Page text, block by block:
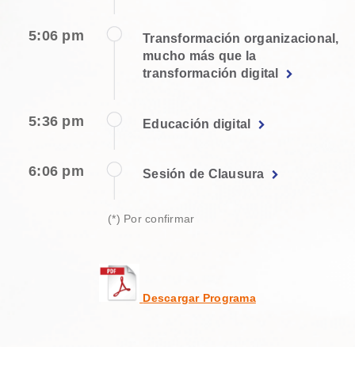
5:06 pm
Transformación organizacional,
mucho más que la
transformación digital
5:36 pm Educación digital
6:06 pm Sesión de Clausura
(*) Por confirmar
Descargar Programa